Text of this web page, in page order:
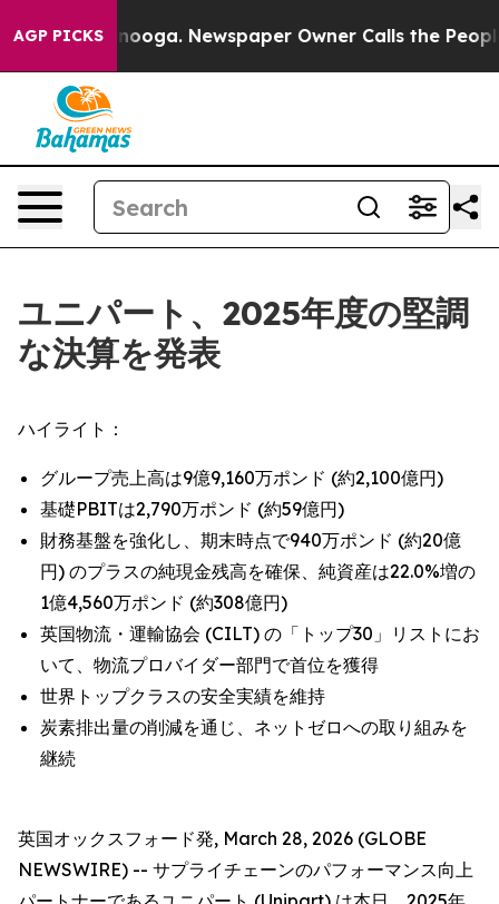
AGP PICKS Newspaper Owner Calls the People
ユニパート、2025年度の堅調
な決算を発表
ハイライト：
グループ売上高は9億9,160万ポンド (約2,100億円)
基礎PBITは2,790万ポンド (約59億円)
財務基盤を強化し、期末時点で940万ポンド (約20億
円) のプラスの純現金残高を確保、純資産は22.0%増の
1億4,560万ポンド (約308億円)
英国物流・運輸協会 (CILT) の「トップ30」リストにお
いて、物流プロバイダー部門で首位を獲得
世界トップクラスの安全実績を維持
炭素排出量の削減を通じ、ネットゼロへの取り組みを
継続
英国オックスフォード発, March 28, 2026 (GLOBE
NEWSWIRE) -- サプライチェーンのパフォーマンス向上